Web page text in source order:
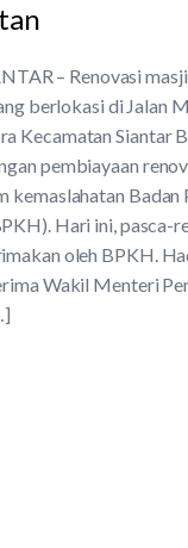
– Renovasi
berlokasi di Jalan
Kecamatan Siantar
pembiayaan
kemaslahatan Badan
Hari ini, pasca-
oleh BPKH.
Wakil Menteri